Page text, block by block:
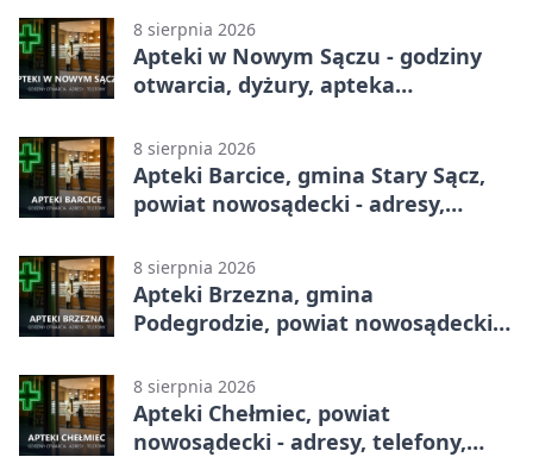
8 sierpnia 2026
Apteki w Nowym Sączu - godziny
otwarcia, dyżury, apteka
8 sierpnia 2026
Apteki Barcice, gmina Stary Sącz,
powiat nowosądecki - adresy,
8 sierpnia 2026
Apteki Brzezna, gmina
Podegrodzie, powiat nowosądecki -
8 sierpnia 2026
Apteki Chełmiec, powiat
nowosądecki - adresy, telefony,